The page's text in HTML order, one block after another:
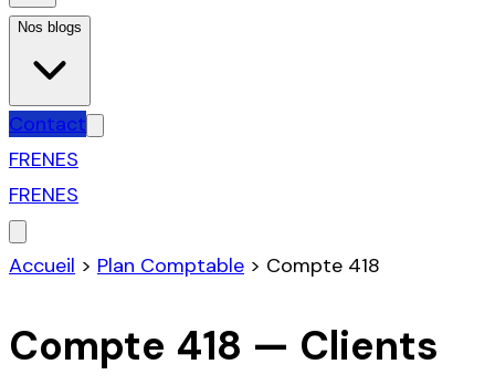
Nos blogs
Contact
FRENES
FRENES
Accueil > Plan Comptable > Compte 418
Compte 418 — Clients